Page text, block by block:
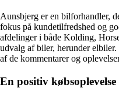
Aunsbjerg er en bilforhandler,
fokus på kundetilfredshed og
afdelinger i både Kolding,
udvalg af biler, herunder
af de kommentarer og
En positiv købsoplevelse